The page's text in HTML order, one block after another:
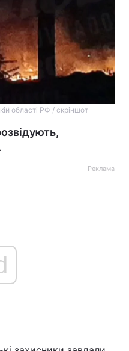
області РФ / скріншот
Реклама